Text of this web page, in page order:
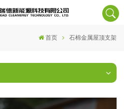
首页 石棉金属屋顶支架